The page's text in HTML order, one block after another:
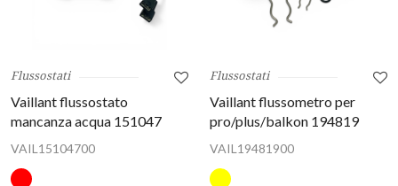
Flussostati
Vaillant flussostato
mancanza acqua 151047
VAIL15104700
Flussostati
Vaillant flussometro per
pro/plus/balkon 194819
VAIL19481900